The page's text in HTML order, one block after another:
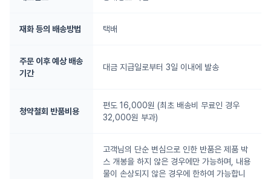
재화 등의 배송방법 택배
주문 이후 예상 배송
기간
대금 지급일로부터 3일 이내에 발송
청약철회 반품비용
편도 16,000원 (최초 배송비 무료인 경우
32,000원 부과)
고객님의 단순 변심으로 인한 반품은 제품 박
스 개봉을 하지 않은 경우에만 가능하며, 내용
물이 손상되지 않은 경우에 한하여 가능합니